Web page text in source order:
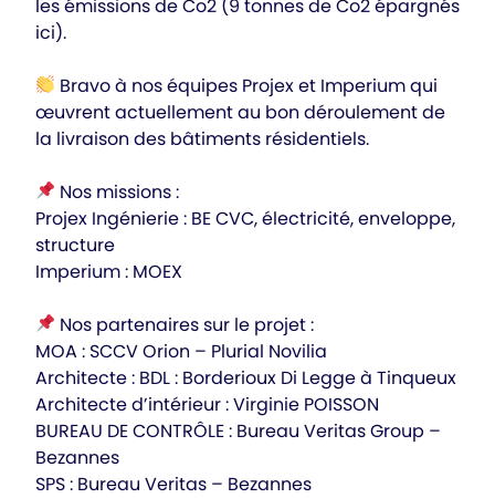
les émissions de Co2 (9 tonnes de Co2 épargnés
ici).
Bravo à nos équipes Projex et Imperium qui
œuvrent actuellement au bon déroulement de
la livraison des bâtiments résidentiels.
Nos missions :
Projex Ingénierie : BE CVC, électricité, enveloppe,
structure
Imperium : MOEX
Nos partenaires sur le projet :
MOA : SCCV Orion – Plurial Novilia
Architecte : BDL : Borderioux Di Legge à Tinqueux
Architecte d’intérieur : Virginie POISSON
BUREAU DE CONTRÔLE : Bureau Veritas Group –
Bezannes
SPS : Bureau Veritas – Bezannes